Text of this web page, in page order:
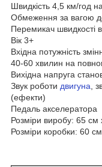
Швидкість 4,5 км/год
Обмеження за вагою
Перемикач швидкості
Вік 3+
Вхідна потужність
40-60 хвилин на
Вихідна напруга
Звук роботи двигуна ,
(ефекти)
Педаль акселератора
Розміри виробу: 65
Розміри коробки: 60